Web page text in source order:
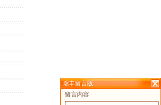
瑞丰留言版
留言内容